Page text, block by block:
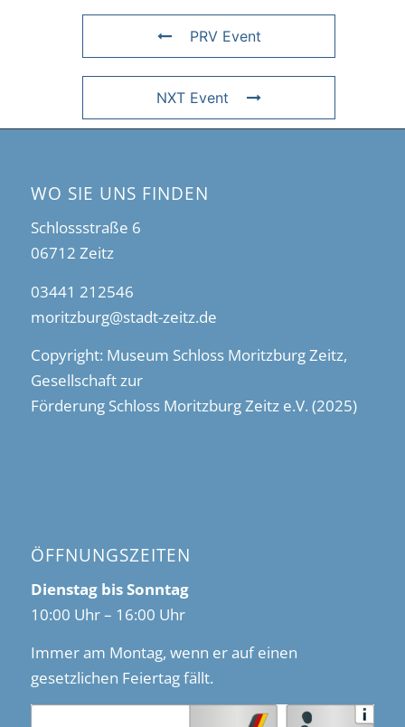
PRV Event
NXT Event
WO SIE UNS FINDEN
Schlossstraße 6
06712 Zeitz
03441 212546
moritzburg@stadt-zeitz.de
Copyright: Museum Schloss Moritzburg Zeitz,
Gesellschaft zur
Förderung Schloss Moritzburg Zeitz e.V. (2025)
ÖFFNUNGSZEITEN
Dienstag bis Sonntag
10:00 Uhr – 16:00 Uhr
Immer am Montag, wenn er auf einen
gesetzlichen Feiertag fällt.